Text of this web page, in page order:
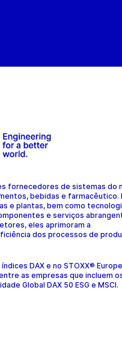
fornecedores de sistemas do
bebidas e farmacêutico.
e plantas, bem como
e serviços
eles aprimoram a
dos processos de
DAX e no STOXX®
as empresas que incluem
Global DAX 50 ESG e MSCI.